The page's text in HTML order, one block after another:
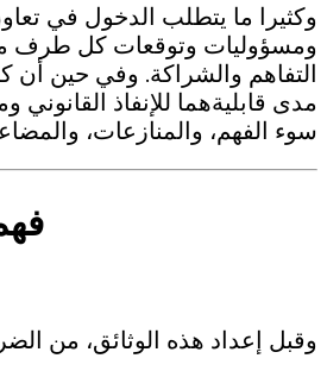
وكثيرا ما يتطلب الدخول في
ومسؤوليات وتوقعات كل طرف
التفاهم والشراكة. وفي حين أن
مدى قابليةهما للإنفاذ
سوء الفهم، والمنازعات،
وقبل إعداد هذه الوثائق، من